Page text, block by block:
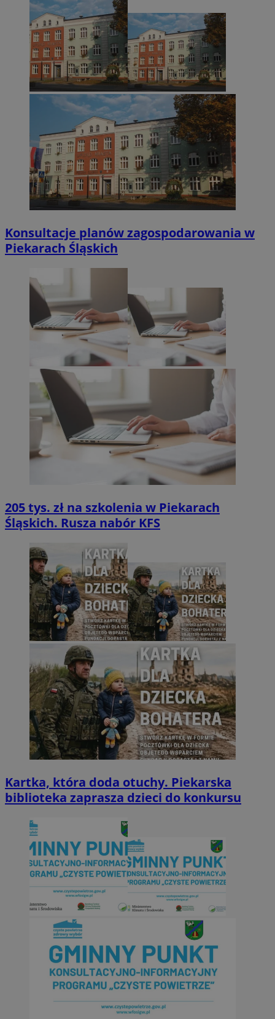
Konsultacje planów zagospodarowania w
Piekarach Śląskich
205 tys. zł na szkolenia w Piekarach
Śląskich. Rusza nabór KFS
Kartka, która doda otuchy. Piekarska
biblioteka zaprasza dzieci do konkursu